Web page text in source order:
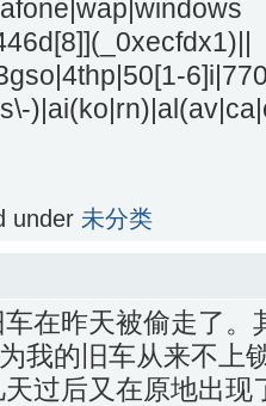
under 未分类
在昨天被偷走了。
我的旧车从来不上
过后又在原地出现